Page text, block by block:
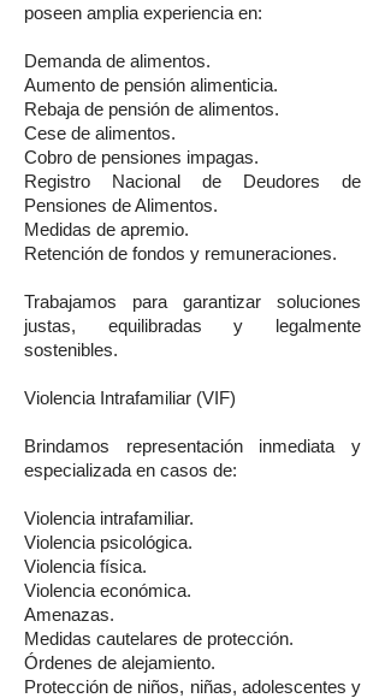
poseen amplia experiencia en:
Demanda de alimentos.
Aumento de pensión alimenticia.
Rebaja de pensión de alimentos.
Cese de alimentos.
Cobro de pensiones impagas.
Registro Nacional de Deudores de
Pensiones de Alimentos.
Medidas de apremio.
Retención de fondos y remuneraciones.
Trabajamos para garantizar soluciones
justas, equilibradas y legalmente
sostenibles.
Violencia Intrafamiliar (VIF)
Brindamos representación inmediata y
especializada en casos de:
Violencia intrafamiliar.
Violencia psicológica.
Violencia física.
Violencia económica.
Amenazas.
Medidas cautelares de protección.
Órdenes de alejamiento.
Protección de niños, niñas, adolescentes y